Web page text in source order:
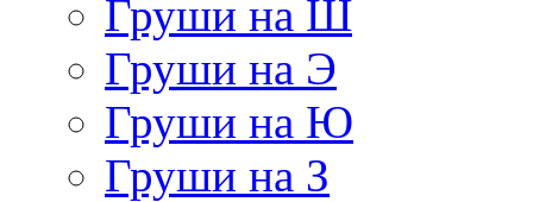
Груши на Ш
Груши на Э
Груши на Ю
Груши на З